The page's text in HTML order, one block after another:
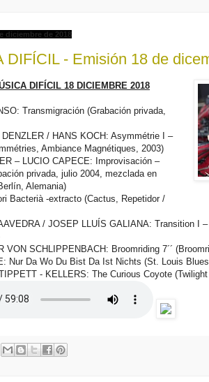
diciembre de 2018
DIFÍCIL - Emisión 18 de
DIFÍCIL 18 DICIEMBRE 2018
Transmigración (Grabación privada,
/ HANS KOCH: Asymmétrie I –
Ambiance Magnétiques, 2003)
– LUCIO CAPECE: Improvisación –
privada, julio 2004, mezclada en
Alemania)
Bacterià -extracto (Cactus, Repetidor /
/ JOSEP LLUÍS GALIANA: Transition I
VON SCHLIPPENBACH: Broomriding 7´´
Nur Da Wo Du Bist Da Ist Nichts (St. Louis
- KELLERS: The Curious Coyote